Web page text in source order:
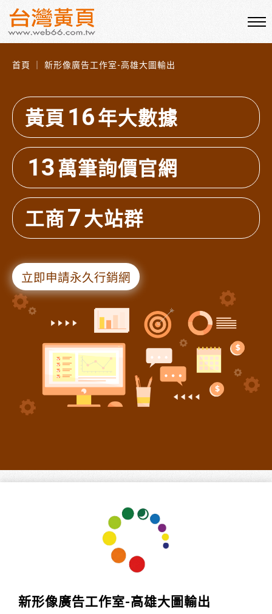
首頁 ｜ 新形像廣告工作室-高雄大圖輸出
黃頁 16年大數據
13萬筆詢價官網
工商7大站群
立即申請永久行銷網
新形像廣告工作室-高雄大圖輸出